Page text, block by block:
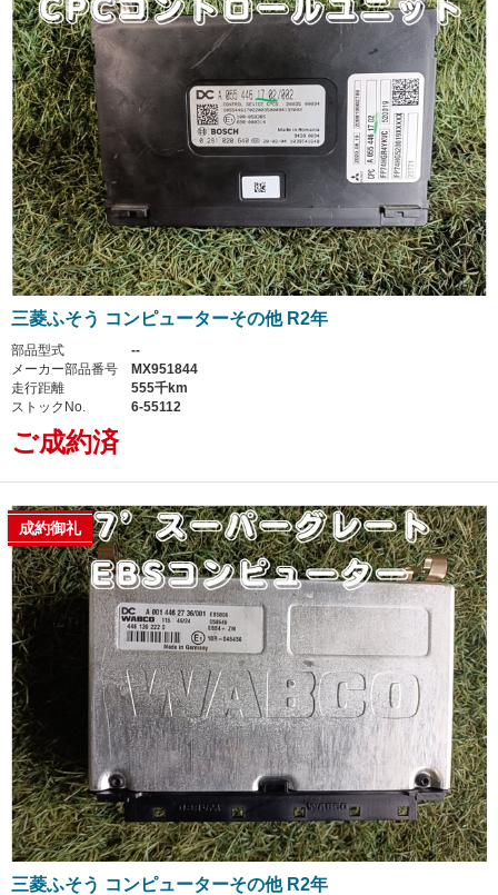
三菱ふそう コンピューターその他 R2年
部品型式
--
メーカー部品番号
MX951844
走行距離
555千km
ストックNo.
6-55112
ご成約済
成約御礼
三菱ふそう コンピューターその他 R2年